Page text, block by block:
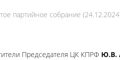
партийное собрание
Председателя ЦК КПРФ Ю.В.